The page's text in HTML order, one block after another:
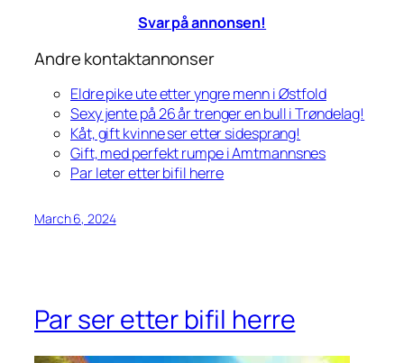
Svar på annonsen!
Andre kontaktannonser
Eldre pike ute etter yngre menn i Østfold
Sexy jente på 26 år trenger en bull i Trøndelag!
Kåt, gift kvinne ser etter sidesprang!
Gift, med perfekt rumpe i Amtmannsnes
Par leter etter bifil herre
March 6, 2024
Par ser etter bifil herre